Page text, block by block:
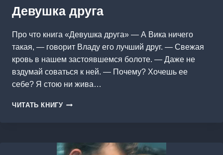
Девушка друга
Про что книга «Девушка друга» — А Вика ничего
такая, — говорит Владу его лучший друг. — Свежая
кровь в нашем застоявшемся болоте. — Даже не
вздумай соваться к ней. — Почему? Хочешь ее
себе? Я стою ни жива…
ЧИТАТЬ КНИГУ ДЕВУШКА